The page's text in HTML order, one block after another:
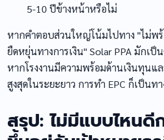
5-10 ปีข้างหน้าหรือไม่
หากคำตอบส่วนใหญ่โน้มไปทาง "ไม่พ
ยืดหยุ่นทางการเงิน" Solar PPA มักเ
หากโรงงานมีความพร้อมด้านเงินทุนแ
สูงสุดในระยะยาว การทำ EPC ก็เป็น
สรุป: ไม่มีแบบไหนดี